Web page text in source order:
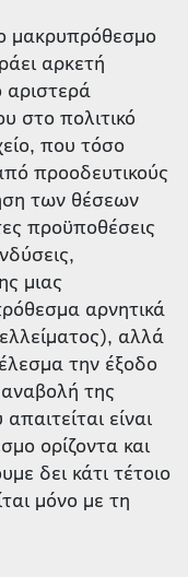
μακρυπρόθεσμο
αρκετή
στο πολιτικό
που τόσο
προοδευτικούς
των θέσεων
προϋποθέσεις
μιας
αρνητικά
αλλά
την έξοδο
της
είναι
ορίζοντα και
δει κάτι τέτοιο
μόνο με τη